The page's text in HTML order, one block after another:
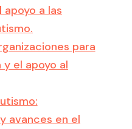
a las
para
y el apoyo al
avances en el